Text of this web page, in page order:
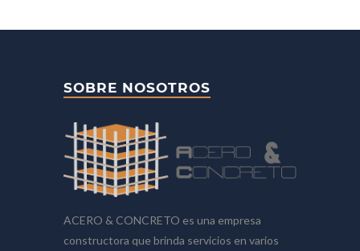
SOBRE NOSOTROS
ACERO & CONCRETO es una empresa
constructora que brinda servicios en varios